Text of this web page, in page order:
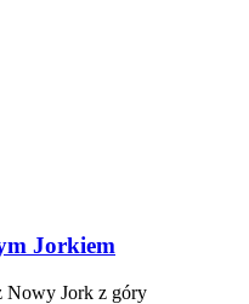
Jorkiem
Nowy Jork z góry